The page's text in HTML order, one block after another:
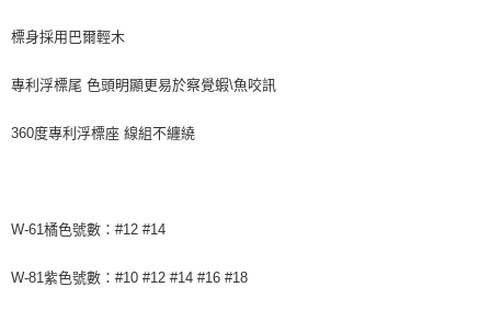
權轉讓予恩沛科技股份有限公司。
３．未成年的使用者請事先徵得法定代理人或監護人之同意方可使用
任。
恩沛科技股份有限公司將有權停止該用戶之使用額度並採取法律行動。
每筆NT$100，滿NT$2,000(含以上)免運費
離島一般宅配
標身採用巴爾輕木
專利浮標尾 色頭明顯更易於察覺蝦\魚咬訊
360度專利浮標座 線組不纏繞
W-61橘色號數：#12 #14
W-81紫色號數：#10 #12 #14 #16 #18